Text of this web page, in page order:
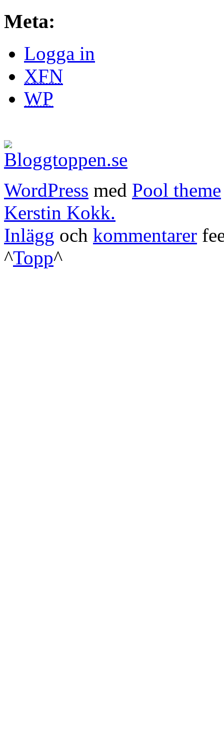
Meta:
Logga in
XFN
WP
WordPress med Pool theme
Kerstin Kokk.
Inlägg och kommentarer
^Topp^